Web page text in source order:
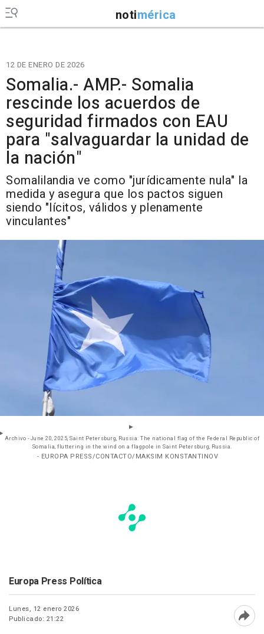
notimérica
12 DE ENERO DE 2026
Somalia.- AMP.- Somalia
rescinde los acuerdos de
seguridad firmados con EAU
para "salvaguardar la unidad de
la nación"
Somalilandia ve como "jurídicamente nula" la
medida y asegura que los pactos siguen
siendo "lícitos, válidos y plenamente
vinculantes"
Archivo - June 20, 2025, Saint Petersburg, Russia: The national flag of the Federal Republic of
Somalia, fluttering in the wind on a flagpole in Saint Petersburg, Russia.
- EUROPA PRESS/CONTACTO/MAKSIM KONSTANTINOV
Europa Press Política
Lunes, 12 enero 2026
Publicado: 21:22